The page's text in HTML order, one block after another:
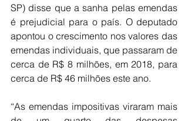
SP) disse que a sanha pelas emendas
é prejudicial para o país. O deputado
apontou o crescimento nos valores das
emendas individuais, que passaram de
cerca de R$ 8 milhões, em 2018, para
cerca de R$ 46 milhões este ano.
“As emendas impositivas viraram mais